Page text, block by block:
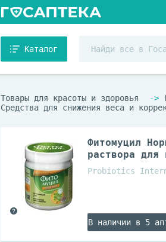
Каталог
Товары для красоты и здоровья
Средства для снижения веса и
Фитомуцил
раствора для
Probiotics
В наличии в 5